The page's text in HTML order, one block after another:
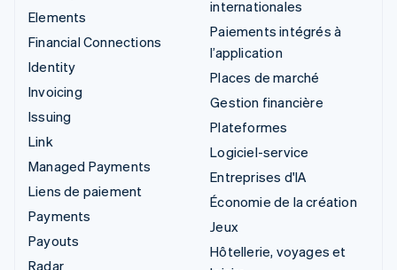
Elements
Financial Connections
Identity
Invoicing
Issuing
Link
Managed Payments
Liens de paiement
Payments
Payouts
Radar
internationales
Paiements intégrés à
l’application
Places de marché
Gestion financière
Plateformes
Logiciel-service
Entreprises d'IA
Économie de la création
Jeux
Hôtellerie, voyages et